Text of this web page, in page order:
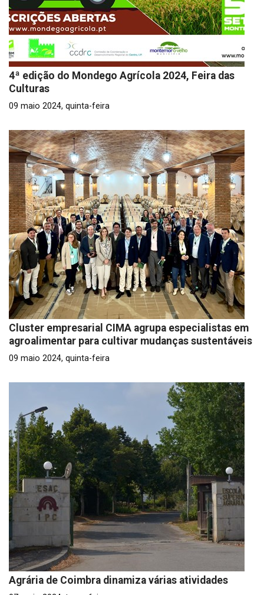
4ª edição do Mondego Agrícola 2024, Feira das
Culturas
09 maio 2024, quinta-feira
Cluster empresarial CIMA agrupa especialistas em
agroalimentar para cultivar mudanças sustentáveis
09 maio 2024, quinta-feira
Agrária de Coimbra dinamiza várias atividades